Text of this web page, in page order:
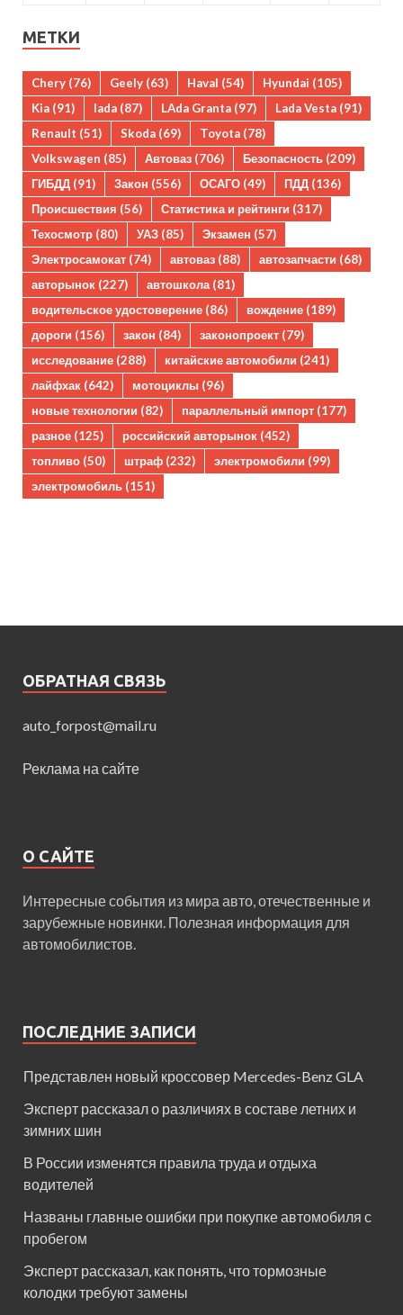
МЕТКИ
Chery (76) Geely (63) Haval (54) Hyundai (105)
Kia (91) lada (87) LAda Granta (97) Lada Vesta (91)
Renault (51) Skoda (69) Toyota (78)
Volkswagen (85) Автоваз (706) Безопасность (209)
ГИБДД (91) Закон (556) ОСАГО (49) ПДД (136)
Происшествия (56) Статистика и рейтинги (317)
Техосмотр (80) УАЗ (85) Экзамен (57)
Электросамокат (74) автоваз (88) автозапчасти (68)
авторынок (227) автошкола(81)
водительское удостоверение (86) вождение (189)
дороги (156) закон (84) законопроект (79)
исследование (288) китайские автомобили (241)
лайфхак (642) мотоциклы (96)
новые технологии (82) параллельный импорт (177)
разное (125) российский авторынок (452)
топливо (50) штраф (232) электромобили (99)
электромобиль (151)
ОБРАТНАЯ СВЯЗЬ
auto_forpost@mail.ru
Реклама на сайте
О САЙТЕ
Интересные события из мира авто, отечественные и
зарубежные новинки. Полезная информация для
автомобилистов.
ПОСЛЕДНИЕ ЗАПИСИ
Представлен новый кроссовер Mercedes-Benz GLA
Эксперт рассказал о различиях в составе летних и
зимних шин
В России изменятся правила труда и отдыха
водителей
Названы главные ошибки при покупке автомобиля с
пробегом
Эксперт рассказал, как понять, что тормозные
колодки требуют замены